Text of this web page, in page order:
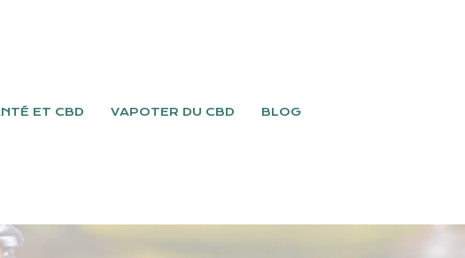
ET CBD VAPOTER DU CBD BLOG